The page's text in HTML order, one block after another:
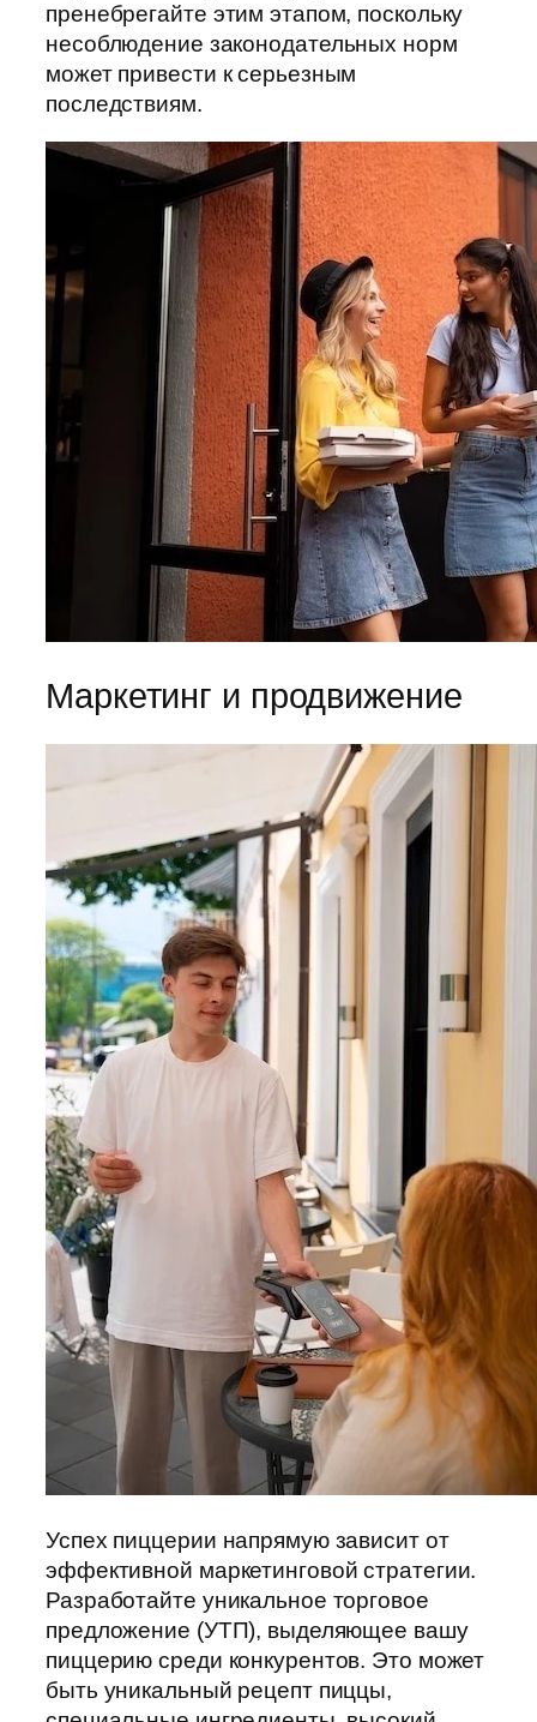
пренебрегайте этим этапом, поскольку
несоблюдение законодательных норм
может привести к серьезным
последствиям.
Маркетинг и продвижение
Успех пиццерии напрямую зависит от
эффективной маркетинговой стратегии.
Разработайте уникальное торговое
предложение (УТП), выделяющее вашу
пиццерию среди конкурентов. Это может
быть уникальный рецепт пиццы,